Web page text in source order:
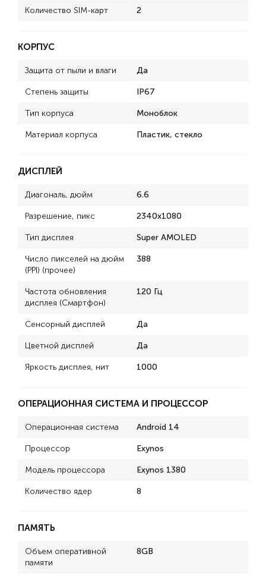
Количество SIM-карт 2
КОРПУС
Защита от пыли и влаги Да
Степень защиты IP67
Тип корпуса Моноблок
Материал корпуса Пластик, стекло
ДИСПЛЕЙ
Диагональ, дюйм 6.6
Разрешение, пикс 2340x1080
Тип дисплея Super AMOLED
Число пикселей на дюйм
(PPI) (прочее)
388
Частота обновления
дисплея (Смартфон)
120 Гц
Сенсорный дисплей Да
Цветной дисплей Да
Яркость дисплея, нит 1000
ОПЕРАЦИОННАЯ СИСТЕМА И ПРОЦЕССОР
Операционная система Android 14
Процессор Exynos
Модель процессора Exynos 1380
Количество ядер 8
ПАМЯТЬ
Объем оперативной
памяти
8GB